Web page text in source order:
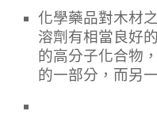
化學藥品對木材
溶劑有相當良好
的高分子化合物
的一部分，而另